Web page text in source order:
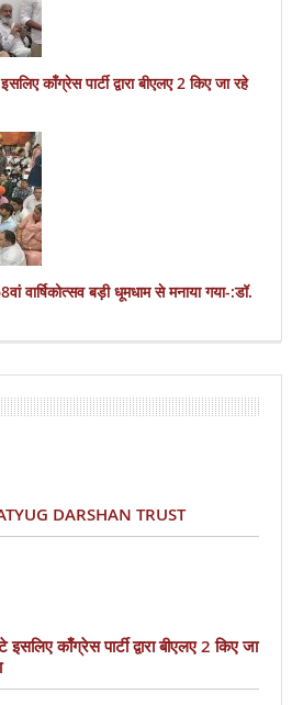
काँग्रेस पार्टी द्वारा बीएलए 2 किए जा रहे
वार्षिकोत्सव बड़ी धूमधाम से मनाया गया-:डॉ.
DARSHAN TRUST
काँग्रेस पार्टी द्वारा बीएलए 2 किए जा